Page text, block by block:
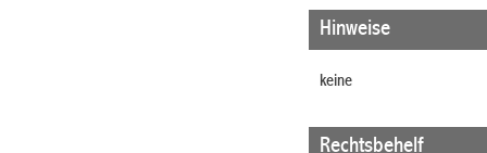
Hinweise
keine
Rechtsbehelf